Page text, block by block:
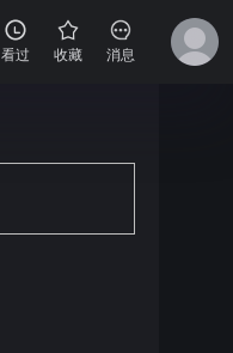
看过 收藏 消息